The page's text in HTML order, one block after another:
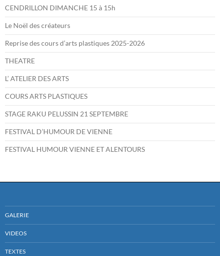
CENDRILLON DIMANCHE 15 à 15h
Le Noël des créateurs
Reprise des cours d’arts plastiques 2025-2026
THEATRE
L’ ATELIER DES ARTS
COURS ARTS PLASTIQUES
STAGE RAKU PELUSSIN 21 SEPTEMBRE
FESTIVAL D’HUMOUR DE VIENNE
FESTIVAL HUMOUR VIENNE ET ALENTOURS
GALERIE
VIDEOS
TEXTES